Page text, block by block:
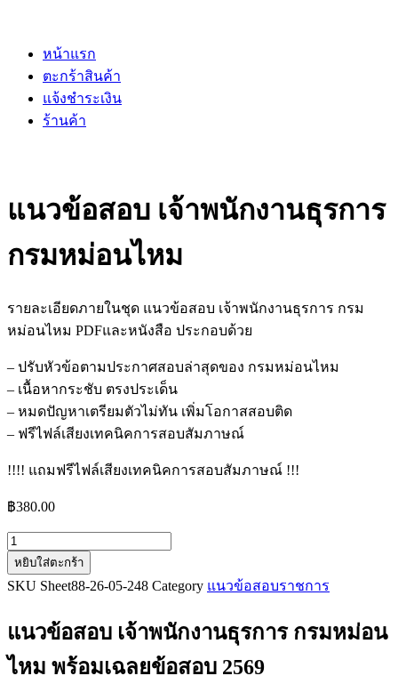
หน้าแรก
ตะกร้าสินค้า
แจ้งชำระเงิน
ร้านค้า
แนวข้อสอบ เจ้าพนักงานธุรการ
กรมหม่อนไหม
รายละเอียดภายในชุด แนวข้อสอบ เจ้าพนักงานธุรการ กรม
หม่อนไหม PDFและหนังสือ ประกอบด้วย
– ปรับหัวข้อตามประกาศสอบล่าสุดของ กรมหม่อนไหม
– เนื้อหากระชับ ตรงประเด็น
– หมดปัญหาเตรียมตัวไม่ทัน เพิ่มโอกาสสอบติด
– ฟรีไฟล์เสียงเทคนิคการสอบสัมภาษณ์
!!!! แถมฟรีไฟล์เสียงเทคนิคการสอบสัมภาษณ์ !!!
฿380.00
จำนวน
แนว
ข้อสอบ
พนักงาน
ธุรการ
กรม
หยิบใส่ตะกร้า
SKU Sheet88-26-05-248 Category แนวข้อสอบราชการ
แนวข้อสอบ เจ้าพนักงานธุรการ กรมหม่อน
ไหม พร้อมเฉลยข้อสอบ 2569